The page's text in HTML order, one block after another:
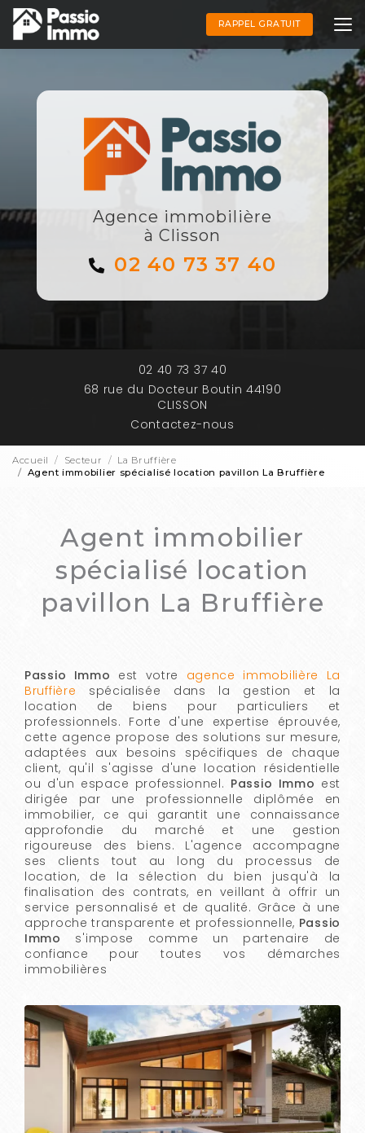
Aller
au
contenu
principal
RAPPEL GRATUIT
Agence immobilière
à Clisson
02 40 73 37 40
02 40 73 37 40
68 rue du Docteur Boutin 44190
CLISSON
Contactez-nous
Accueil Secteur
La Bruffière
Agent immobilier spécialisé location pavillon La Bruffière
Agent immobilier
spécialisé location
pavillon La Bruffière
Passio Immo est votre agence immobilière La
Bruffière spécialisée dans la gestion et la
location de biens pour particuliers et
professionnels. Forte d'une expertise éprouvée,
cette agence propose des solutions sur mesure,
adaptées aux besoins spécifiques de chaque
client, qu'il s'agisse d'une location résidentielle
ou d'un espace professionnel. Passio Immo est
dirigée par une professionnelle diplômée en
immobilier, ce qui garantit une connaissance
approfondie du marché et une gestion
rigoureuse des biens. L'agence accompagne
ses clients tout au long du processus de
location, de la sélection du bien jusqu'à la
finalisation des contrats, en veillant à offrir un
service personnalisé et de qualité. Grâce à une
approche transparente et professionnelle, Passio
Immo s'impose comme un partenaire de
confiance pour toutes vos démarches
immobilières